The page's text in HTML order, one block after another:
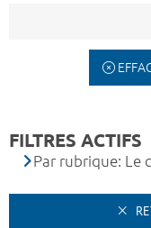
FILTRES ACTIFS
Par rubrique: Le